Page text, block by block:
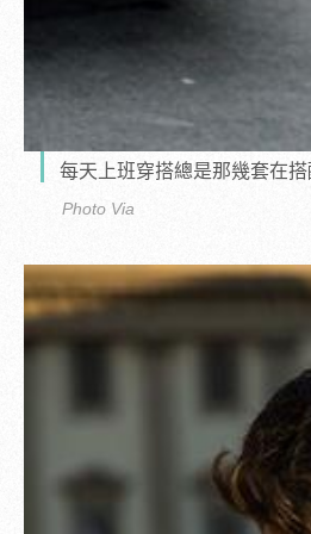
每天上班穿搭總是那幾套在
Photo Via